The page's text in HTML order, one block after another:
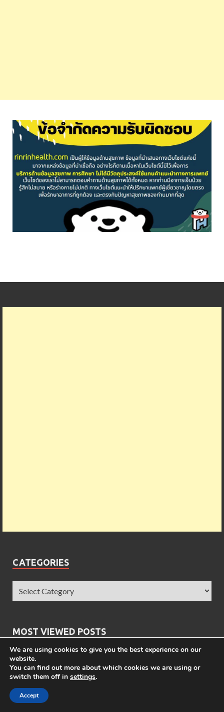
CATEGORIES
MOST VIEWED POSTS
28 เมนูข้าวกล่อง 7-11 กล่องไหนกี่แคล รวมให้แล้วที่นี่
เมนูใน KFC กี่แคล ?
ข้าวกล่อง 7-11 EZYGO กี่แคล ?
We are using cookies to give you the best experience on our
website.
You can find out more about which cookies we are using or
switch them off in settings.
Accept